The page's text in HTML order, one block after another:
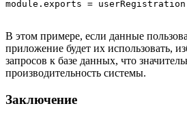
В этом примере, если данные
приложение будет их использовать,
запросов к базе данных, что
производительность системы.
Заключение